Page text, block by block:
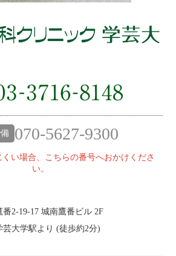
070-5627-9300
い場合、こちらの番号へおかけくださ
い。
2‐19‐17 城南鷹番ビル 2F
芸大学駅より (徒歩約2分)